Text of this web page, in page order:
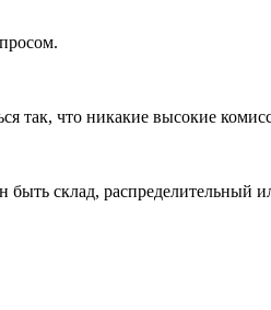
что никакие высокие
быть склад,